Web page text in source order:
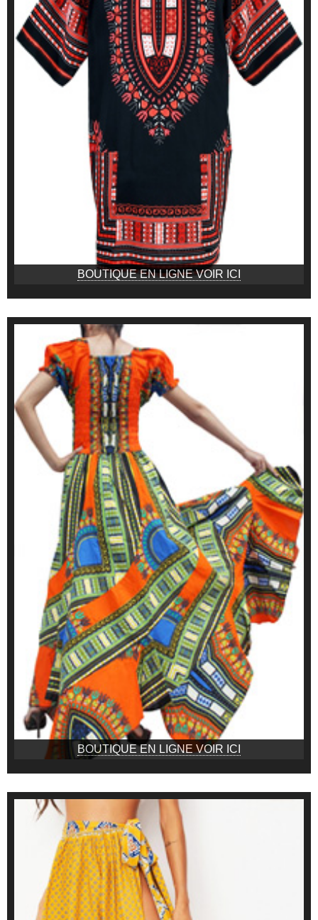
BOUTIQUE EN LIGNE VOIR ICI
BOUTIQUE EN LIGNE VOIR ICI